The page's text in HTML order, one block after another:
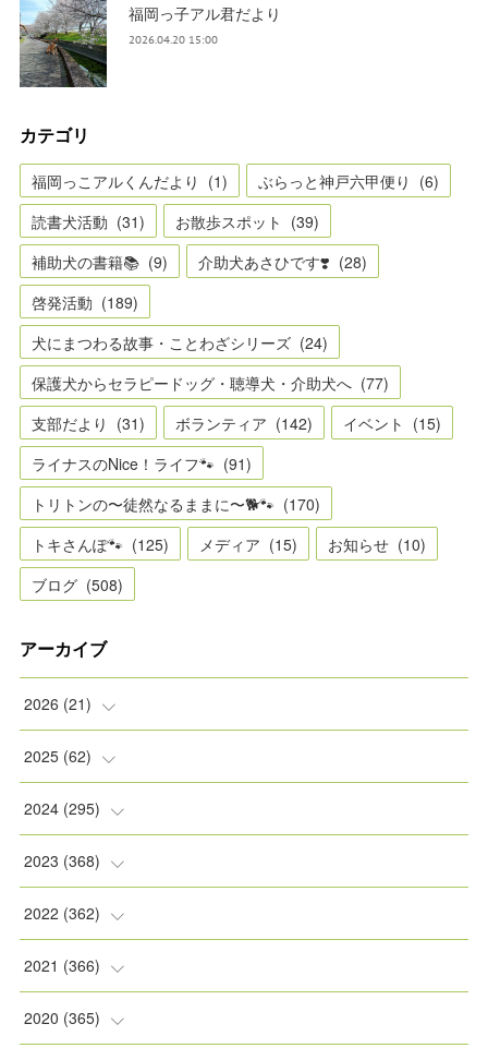
福岡っ子アル君だより
2026.04.20 15:00
カテゴリ
福岡っこアルくんだより (1) ぶらっと神戸六甲便り (6)
読書犬活動 (31) お散歩スポット (39)
補助犬の書籍📚 (9) 介助犬あさひです❣️ (28)
啓発活動 (189)
犬にまつわる故事・ことわざシリーズ (24)
保護犬からセラピードッグ・聴導犬・介助犬へ (77)
支部だより (31) ボランティア (142) イベント (15)
ライナスのNice！ライフ🐾 (91)
トリトンの〜徒然なるままに〜🐕🐾 (170)
トキさんぽ🐾 (125) メディア (15) お知らせ (10)
ブログ (508)
アーカイブ
2026 (21)
(2)
(2)
(2)
(5)
2025 (62)
(8)
(5)
(9)
(1)
2024 (295)
(8)
(11)
(11)
(22)
2023 (368)
(31)
(30)
(31)
2022 (362)
(30)
(30)
2021 (366)
(31)
2020 (365)